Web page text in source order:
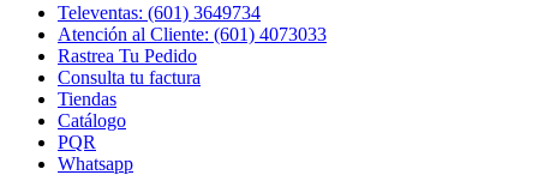
Televentas: (601) 3649734
Atención al Cliente: (601) 4073033
Rastrea Tu Pedido
Consulta tu factura
Tiendas
Catálogo
PQR
Whatsapp